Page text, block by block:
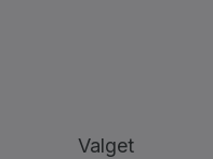
Valget